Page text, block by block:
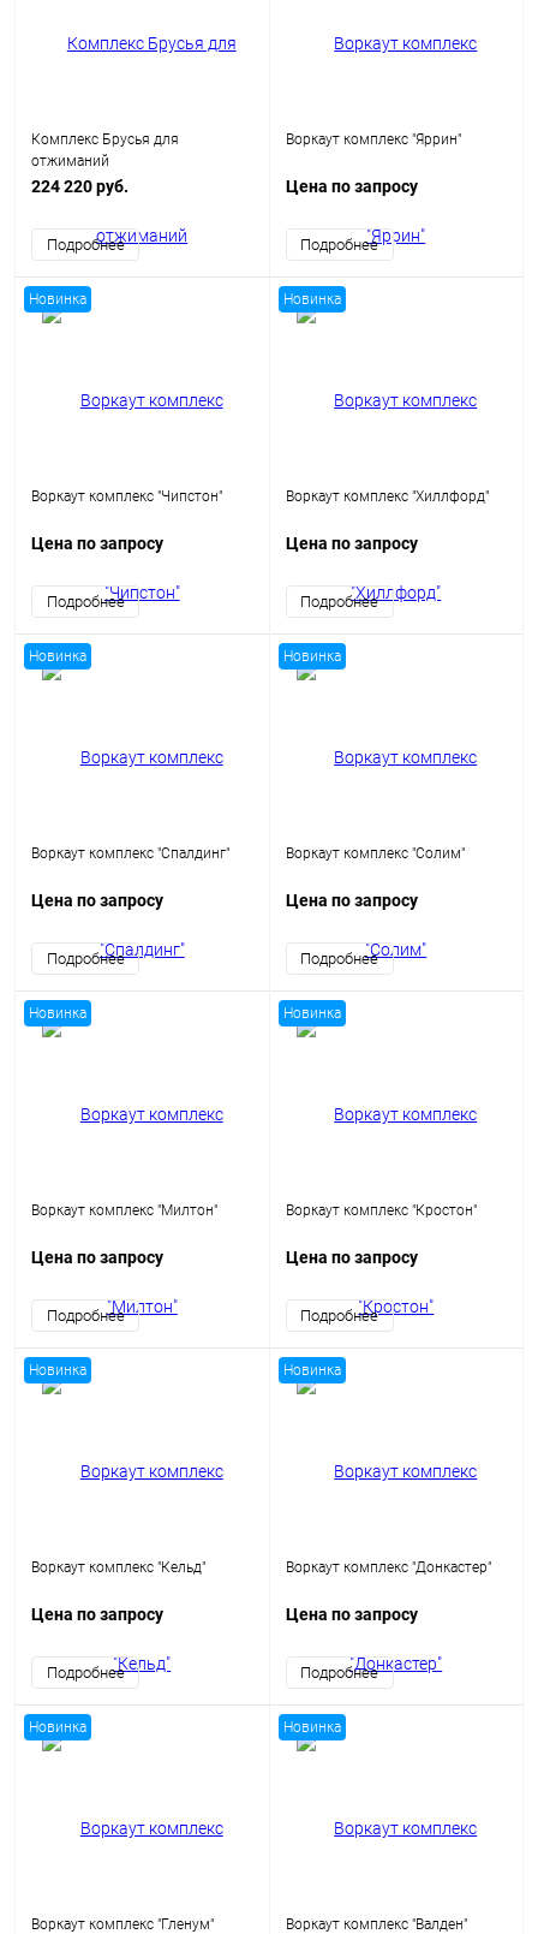
Комплекс Брусья для
отжиманий
224 220 руб.
Подробнее
Воркаут комплекс "Яррин"
Цена по запросу
Подробнее
Новинка
Воркаут комплекс "Чипстон"
Цена по запросу
Подробнее
Новинка
Воркаут комплекс "Хиллфорд"
Цена по запросу
Подробнее
Новинка
Воркаут комплекс "Спалдинг"
Цена по запросу
Подробнее
Новинка
Воркаут комплекс "Солим"
Цена по запросу
Подробнее
Новинка
Воркаут комплекс "Милтон"
Цена по запросу
Подробнее
Новинка
Воркаут комплекс "Кростон"
Цена по запросу
Подробнее
Новинка
Воркаут комплекс "Кельд"
Цена по запросу
Подробнее
Новинка
Воркаут комплекс "Донкастер"
Цена по запросу
Подробнее
Новинка
Воркаут комплекс "Гленум"
Новинка
Воркаут комплекс "Валден"